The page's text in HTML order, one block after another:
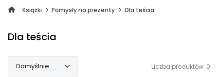
Książki Pomysły na prezenty Dla teścia
Dla teścia
Domyślnie Liczba produktów: 0